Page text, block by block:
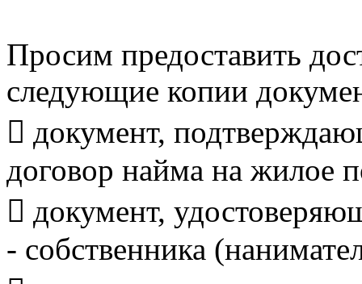
Просим предоставить
следующие копии
 документ,
договор найма на жилое
 документ,
- собственника